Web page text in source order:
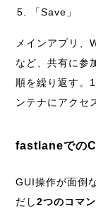
「Save」
メインアプリ
など、共有に参
順を繰り返す。
ンテナにアクセ
fastlaneでの
GUI操作が面倒
だし2つのコマ